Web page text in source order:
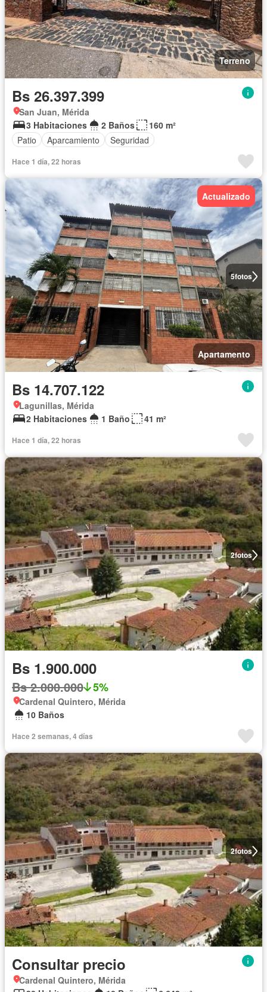
Terreno
Bs 26.397.399
San Juan, Mérida
3 Habitaciones
2 Baños
160 m²
Patio
Aparcamiento Seguridad
Hace 1 día, 22 horas
5fotos
Actualizado
Apartamento
Bs 14.707.122
Lagunillas, Mérida
2 Habitaciones
1 Baño 41 m²
Hace 1 día, 22 horas
2fotos
Bs 1.900.000
Bs 2.000.000 5%
Cardenal Quintero, Mérida
10 Baños
Hace 2 semanas, 4 días
2fotos
Consultar precio
Cardenal Quintero, Mérida